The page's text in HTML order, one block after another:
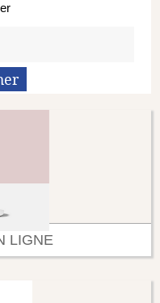
LIGNE